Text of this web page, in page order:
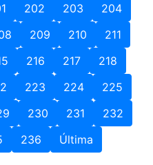
202 203
204
209 210
211
216 217
218
223 224
225
230 231
232
236 Última